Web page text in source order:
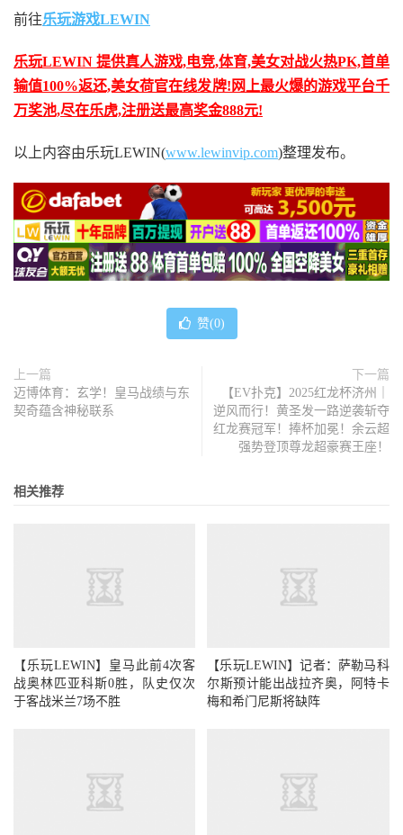
前往乐玩游戏LEWIN
乐玩LEWIN 提供真人游戏,电竞,体育,美女对战火热PK,首单
输值100%返还,美女荷官在线发牌!网上最火爆的游戏平台千
万奖池,尽在乐虎,注册送最高奖金888元!
以上内容由乐玩LEWIN(www.lewinvip.com)整理发布。
赞(0)
上一篇
迈博体育：玄学！皇马战绩与东
契奇蕴含神秘联系
下一篇
【EV扑克】2025红龙杯济州｜
逆风而行！黄圣发一路逆袭斩夺
红龙赛冠军！捧杯加冕！余云超
强势登顶尊龙超豪赛王座！
相关推荐
【乐玩LEWIN】皇马此前4次客
战奥林匹亚科斯0胜，队史仅次
于客战米兰7场不胜
【乐玩LEWIN】记者：萨勒马科
尔斯预计能出战拉齐奥，阿特卡
梅和希门尼斯将缺阵